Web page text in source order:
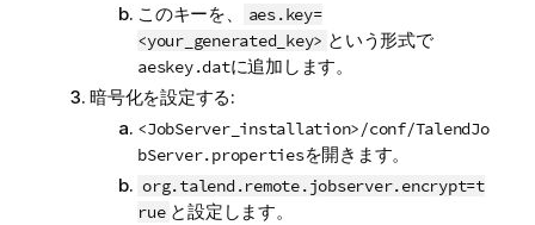
このキーを、
aes.key=
<your_generated_key> という形式で
aeskey.datに追加します。
暗号化を設定する:
<JobServer_installation>/conf/TalendJo
bServer.propertiesを開きます。
org.talend.remote.jobserver.encrypt=t
rue と設定します。